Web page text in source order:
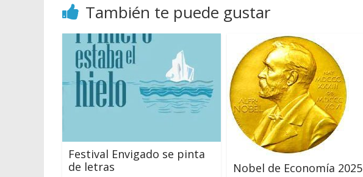
También te puede gustar
Festival Envigado se pinta
de letras
Nobel de Economía 2025